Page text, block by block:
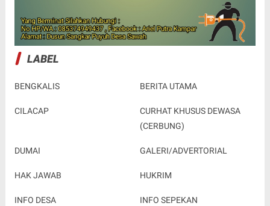
LABEL
BENGKALIS BERITA UTAMA
CILACAP
CURHAT KHUSUS DEWASA
(CERBUNG)
DUMAI GALERI/ADVERTORIAL
HAK JAWAB HUKRIM
INFO DESA INFO SEPEKAN